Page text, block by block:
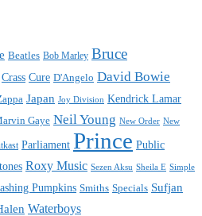
Beatles Bob Marley Bruce
Crass Cure D'Angelo David Bowie
Japan Joy Division Kendrick Lamar
Gaye Neil Young New Order New
Parliament Prince Public
Roxy Music Sezen Aksu Sheila E Simple
Pumpkins Smiths Specials Sufjan
Waterboys